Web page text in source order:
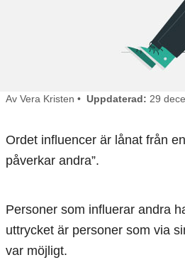
Av Vera Kristen • Uppdaterad: 29
Ordet influencer är lånat från
påverkar andra”.
Personer som influerar andra
uttrycket är personer som via
var möjligt.